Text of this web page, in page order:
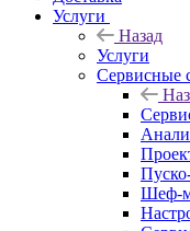
Услуги
Назад
Услуги
Сервисные
Шеф-